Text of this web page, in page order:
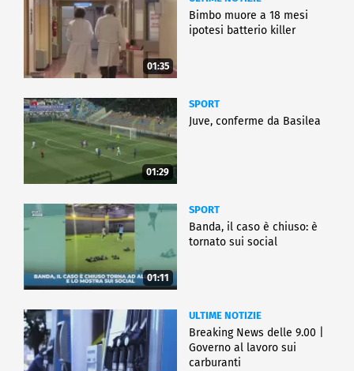
01:35
Bimbo muore a 18 mesi
ipotesi batterio killer
01:29
SPORT
Juve, conferme da Basilea
01:11
SPORT
Banda, il caso è chiuso: è
tornato sui social
ULTIME NOTIZIE
Breaking News delle 9.00 |
Governo al lavoro sui
carburanti